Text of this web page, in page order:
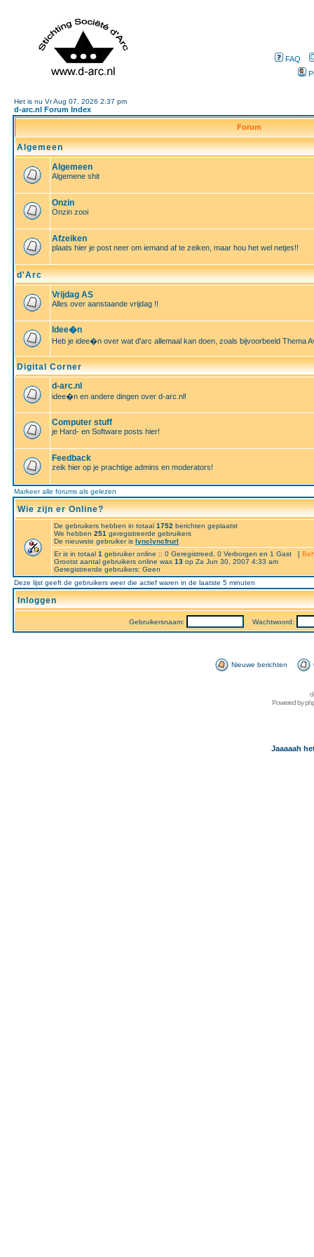
FAQ
Het is nu Vr Aug 07, 2026 2:37 pm
d-arc.nl Forum Index
Forum
Algemeen
Algemeen
Algemene shit
Onzin
Onzin zooi
Afzeiken
plaats hier je post neer om iemand af te zeiken, maar hou het wel netjes!!
d'Arc
Vrijdag AS
Alles over aanstaande vrijdag !!
Idee�n
Heb je idee�n over wat d'arc allemaal kan doen, zoals bijvoorbeeld Thema
Digital Corner
d-arc.nl
idee�n en andere dingen over d-arc.nl!
Computer stuff
je Hard- en Software posts hier!
Feedback
zeik hier op je prachtige admins en moderators!
Markeer alle forums als gelezen
Wie zijn er Online?
De gebruikers hebben in totaal 1752 berichten geplaatst
We hebben 251 geregistreerde gebruikers
De nieuwste gebruiker is lynclyncfrurl
Er is in totaal 1 gebruiker online :: 0 Geregistreed, 0 Verborgen en 1 Gast [
Grootst aantal gebruikers online was 13 op Za Jun 30, 2007 4:33 am
Geregistreerde gebruikers: Geen
Deze lijst geeft de gebruikers weer die actief waren in de laatste 5 minuten
Inloggen
Gebruikersnaam: Wachtwoord:
Nieuwe berichten
Powered by
Jaaaaah